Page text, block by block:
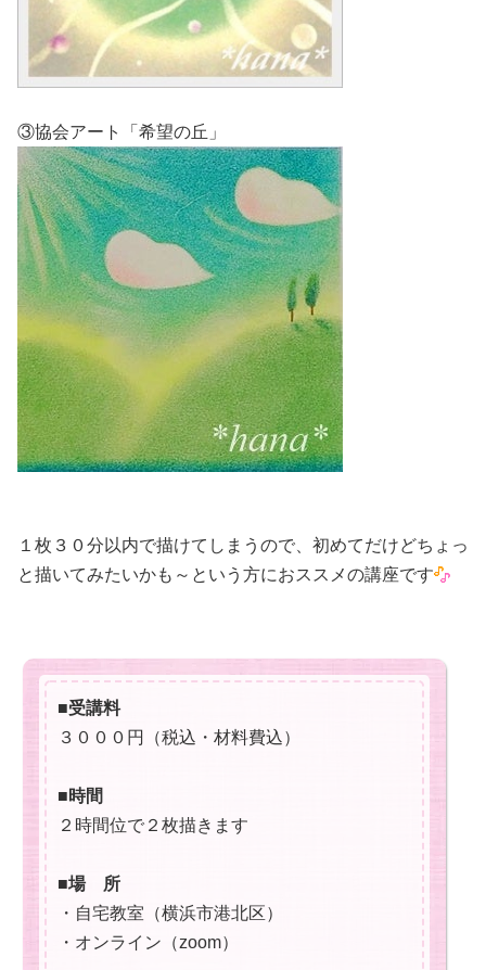
③協会アート「希望の丘」
１枚３０分以内で描けてしまうので、初めてだけどちょっ
と描いてみたいかも～という方におススメの講座です
■受講料
３０００円（税込・材料費込）
■時間
２時間位で２枚描きます
■場 所
・自宅教室（横浜市港北区）
・オンライン（zoom）